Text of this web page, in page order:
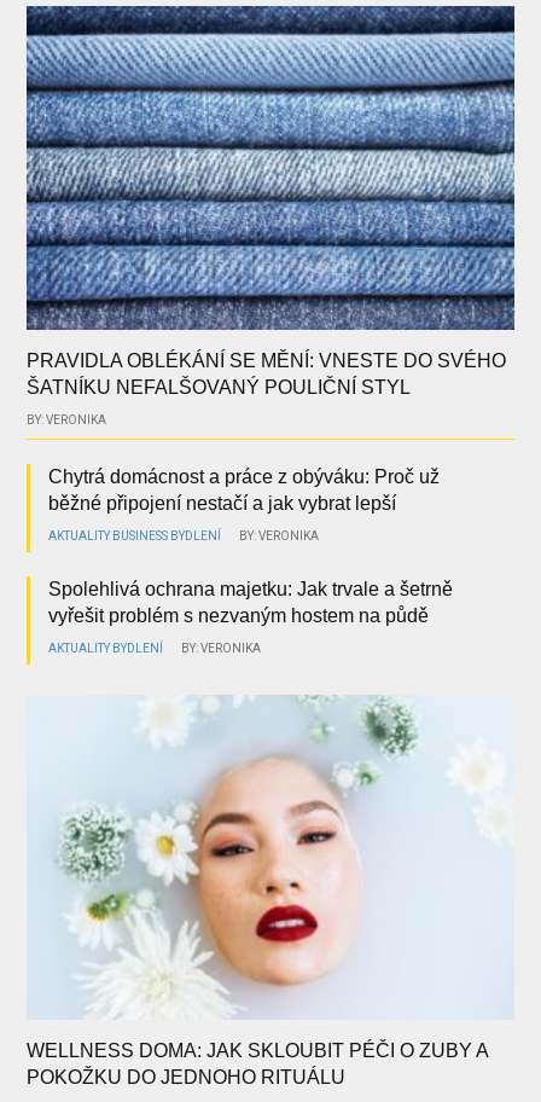
PRAVIDLA OBLÉKÁNÍ SE MĚNÍ: VNESTE DO SVÉHO
ŠATNÍKU NEFALŠOVANÝ POULIČNÍ STYL
BY: VERONIKA
Chytrá domácnost a práce z obýváku: Proč už
běžné připojení nestačí a jak vybrat lepší
AKTUALITY BUSINESS BYDLENÍ BY: VERONIKA
Spolehlivá ochrana majetku: Jak trvale a šetrně
vyřešit problém s nezvaným hostem na půdě
AKTUALITY BYDLENÍ BY: VERONIKA
WELLNESS DOMA: JAK SKLOUBIT PÉČI O ZUBY A
POKOŽKU DO JEDNOHO RITUÁLU